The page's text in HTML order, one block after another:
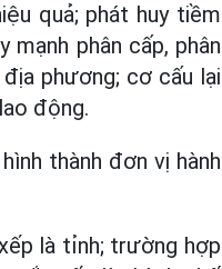
quả; phát huy tiềm
phân cấp, phân
phương; cơ cấu lại
động.
thành đơn vị hành
là tỉnh; trường hợp